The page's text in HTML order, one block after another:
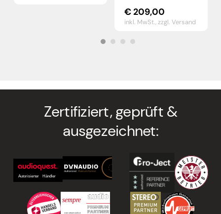
€209,00
inkl. MwSt.,zzgl. Versand
Zertifiziert, geprüft &
ausgezeichnet: